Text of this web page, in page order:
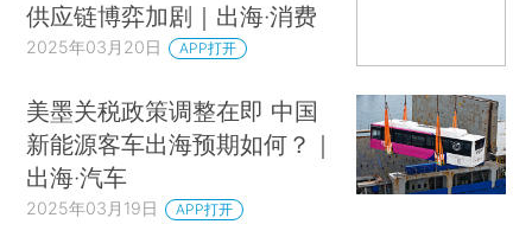
供应链博弈加剧｜出海·消费
2025年03月20日 APP打开
美墨关税政策调整在即 中国
新能源客车出海预期如何？｜
出海·汽车
2025年03月19日 APP打开